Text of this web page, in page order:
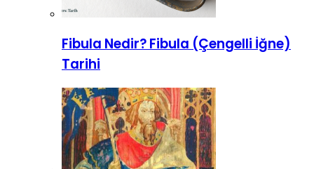
Fibula Nedir? Fibula (Çengelli İğne)
Tarihi